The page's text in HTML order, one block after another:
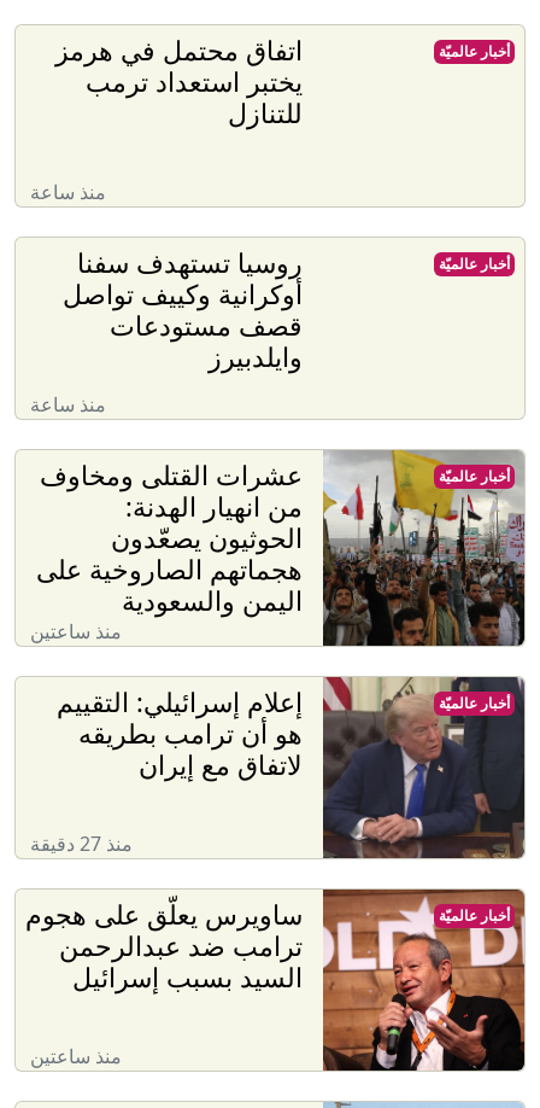
اتفاق محتمل في هرمز
يختبر استعداد ترمب
للتنازل
منذ ساعة
أخبار عالميّة
روسيا تستهدف سفنا
أوكرانية وكييف تواصل
قصف مستودعات
وايلدبيرز
منذ ساعة
أخبار عالميّة
عشرات القتلى ومخاوف
من انهيار الهدنة:
الحوثيون يصعّدون
هجماتهم الصاروخية على
اليمن والسعودية
منذ ساعتين
أخبار عالميّة
إعلام إسرائيلي: التقييم
هو أن ترامب بطريقه
لاتفاق مع إيران
منذ 27 دقيقة
أخبار عالميّة
ساويرس يعلّق على هجوم
ترامب ضد عبدالرحمن
السيد بسبب إسرائيل
منذ ساعتين
أخبار عالميّة